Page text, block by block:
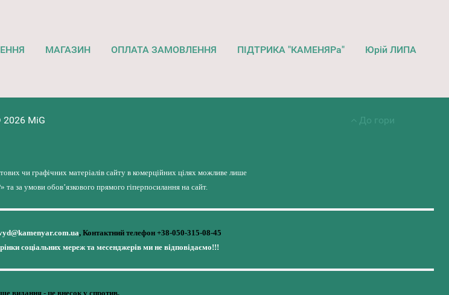
МАГАЗИН ОПЛАТА ЗАМОВЛЕННЯ ПІДТРИКА "КАМЕНЯРа" Юрій ЛИПА
MiG До гори
чи графічних матеріалів сайту в комерційних цілях можливе лише
за умови обов’язкового прямого гіперпосилання на сайт.
, Контактний телефон +38-050-315-08-45
соціальних мереж та месенджерів ми не відповідаємо!!!
видання - це внесок у спротив,